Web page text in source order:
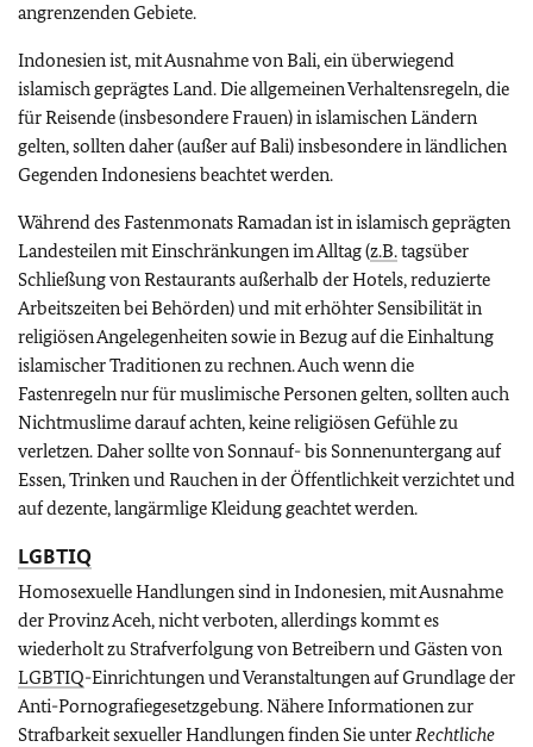
angrenzenden Gebiete.
Indonesien ist, mit Ausnahme von Bali, ein überwiegend
islamisch geprägtes Land. Die allgemeinen Verhaltensregeln, die
für Reisende (insbesondere Frauen) in islamischen Ländern
gelten, sollten daher (außer auf Bali) insbesondere in ländlichen
Gegenden Indonesiens beachtet werden.
Während des Fastenmonats Ramadan ist in islamisch geprägten
Landesteilen mit Einschränkungen im Alltag (z.B.tagsüber
Schließung von Restaurants außerhalb der Hotels, reduzierte
Arbeitszeiten bei Behörden) und mit erhöhter Sensibilität in
religiösen Angelegenheiten sowie in Bezug auf die Einhaltung
islamischer Traditionen zu rechnen. Auch wenn die
Fastenregeln nur für muslimische Personen gelten, sollten auch
Nichtmuslime darauf achten, keine religiösen Gefühle zu
verletzen. Daher sollte von Sonnauf- bis Sonnenuntergang auf
Essen, Trinken und Rauchen in der Öffentlichkeit verzichtet und
auf dezente, langärmlige Kleidung geachtet werden.
LGBTIQ
Homosexuelle Handlungen sind in Indonesien, mit Ausnahme
der Provinz Aceh, nicht verboten, allerdings kommt es
wiederholt zu Strafverfolgung von Betreibern und Gästen von
LGBTIQ-Einrichtungen und Veranstaltungen auf Grundlage der
Anti-Pornografiegesetzgebung. Nähere Informationen zur
Strafbarkeit sexueller Handlungen finden Sie unterRechtliche